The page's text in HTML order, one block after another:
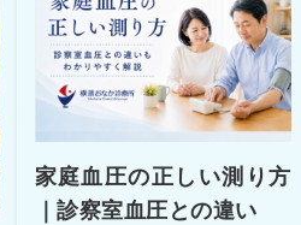
家庭血圧の正しい測り方
｜診察室血圧との違い